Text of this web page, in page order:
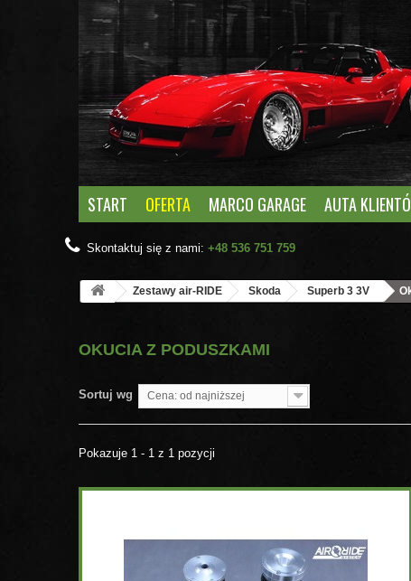
START OFERTA MARCO GARAGE AUTA
Skontaktuj się z nami: +48 536 751 759
Zestawy air-RIDE Skoda Superb 3 3V
OKUCIA Z PODUSZKAMI
Sortuj wg Cena: od najniższej
Pokazuje 1 - 1 z 1 pozycji